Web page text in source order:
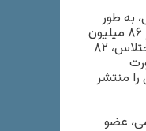
به طور
متوسط ۳۱۱ میلیارد تومان درآمد نامشروع داشته‌اند. این مبلغ را از چه کسی گرفته‌اند؟ از ۸۶ میلیون
نفر جمعیت ایران، یعنی بیش از ۲۴ میلیون خانوار ایرانی. سهم هر خانوار ایرانی از این اختلاس، ۸۲
به‌صورت
صد هزار نفر اول را منتشر
عضو